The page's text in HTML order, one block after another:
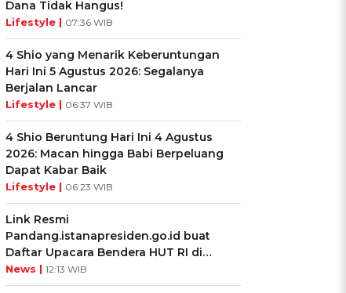
Dana Tidak Hangus!
Lifestyle | 07:36 WIB
4 Shio yang Menarik Keberuntungan
Hari Ini 5 Agustus 2026: Segalanya
Berjalan Lancar
Lifestyle | 06:37 WIB
4 Shio Beruntung Hari Ini 4 Agustus
2026: Macan hingga Babi Berpeluang
Dapat Kabar Baik
Lifestyle | 06:23 WIB
Link Resmi
Pandang.istanapresiden.go.id buat
Daftar Upacara Bendera HUT RI di
Istana Negara
News | 12:13 WIB